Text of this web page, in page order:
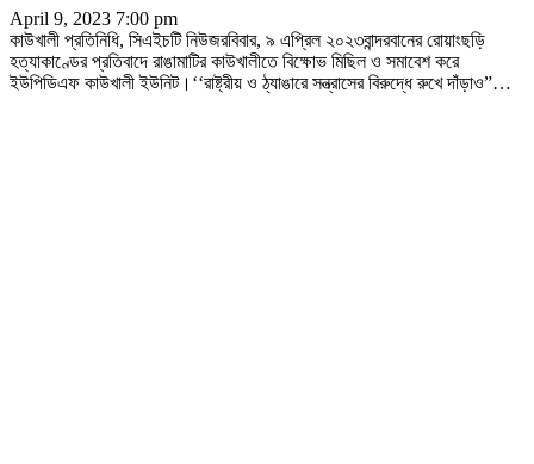
April 9, 2023 7:00 pm
কাউখালী প্রতিনিধি, সিএইচটি নিউজরবিবার, ৯ এপ্রিল ২০২৩বান্দরবানের রোয়াংছড়ি
হত্যাকাণ্ডের প্রতিবাদে রাঙামাটির কাউখালীতে বিক্ষোভ মিছিল ও সমাবেশ করে
ইউপিডিএফ কাউখালী ইউনিট।‘‘রাষ্ট্রীয় ও ঠ্যাঙারে সন্ত্রাসের বিরুদ্ধে রুখে দাঁড়াও”…